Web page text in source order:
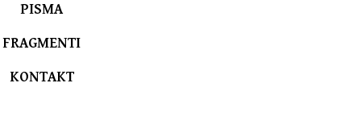
PISMA
FRAGMENTI
KONTAKT